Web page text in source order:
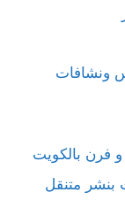
ونشافات
فرن بالكويت
بنشر متنقل